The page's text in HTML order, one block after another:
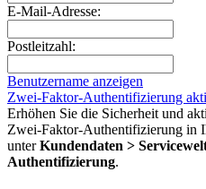
E-Mail-Adresse:
Postleitzahl:
Benutzername anzeigen
Zwei-Faktor-Authentifizierung
Erhöhen Sie die Sicherheit und
Zwei‑Faktor‑Authentifizierung in
unterKundendaten >
Authentifizierung.